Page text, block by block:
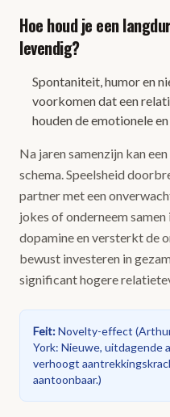
Hoe houd je een
levendig?
Spontaniteit, humor en
voorkomen dat een
houden de emotionele
Na jaren samenzijn kan
schema. Speelsheid
partner met een
jokes of onderneem
dopamine en versterkt de
bewust investeren in
significant hogere
Feit:Novelty-effect (
York: Nieuwe, uitdagende
verhoogt
aantoonbaar.)